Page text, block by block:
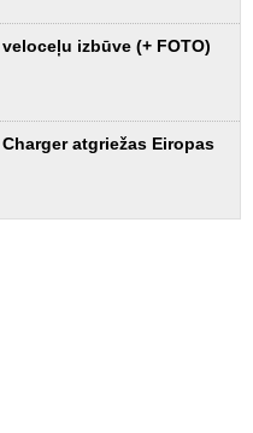
izbūve (+ FOTO)
atgriežas Eiropas